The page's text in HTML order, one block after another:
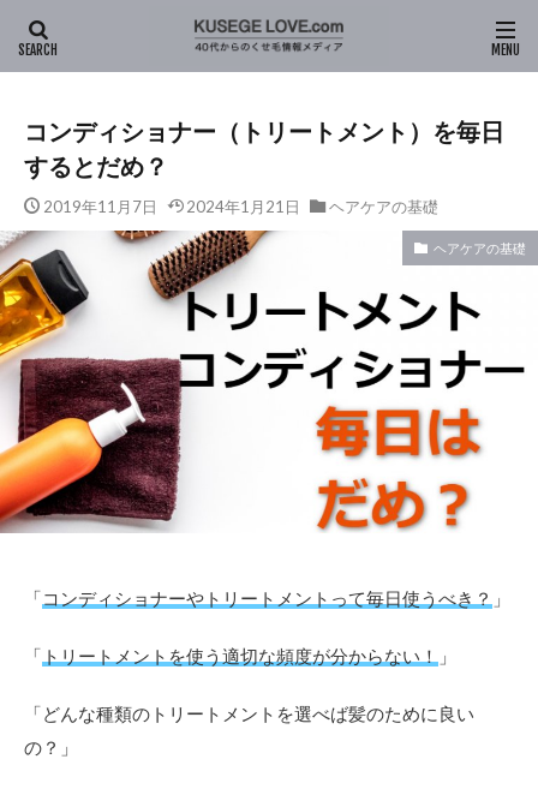
HOME ヘアケアの基礎 コンディショナー（ト
コンディショナー（トリートメント）を毎日
するとだめ？
2019年11月7日 2024年1月21日 ヘアケアの基礎
ヘアケアの基礎
「コンディショナーやトリートメントって毎日使うべき？ 」
「 トリートメントを使う適切な頻度が分からない！ 」
「どんな種類のトリートメントを選べば髪のために良い
の？」